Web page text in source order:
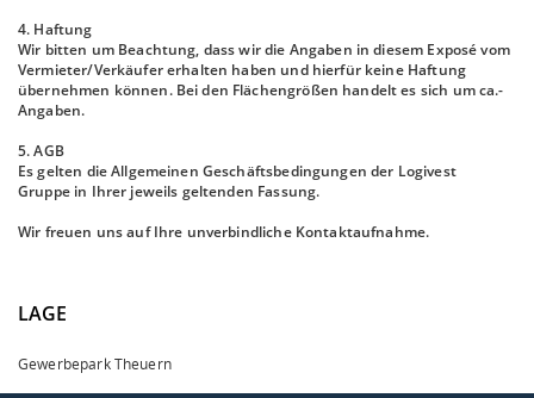
4. Haftung
Wir bitten um Beachtung, dass wir die Angaben in diesem Exposé vom
Vermieter/Verkäufer erhalten haben und hierfür keine Haftung
übernehmen können. Bei den Flächengrößen handelt es sich um ca.-
Angaben.
5. AGB
Es gelten die Allgemeinen Geschäftsbedingungen der Logivest
Gruppe in Ihrer jeweils geltenden Fassung.
Wir freuen uns auf Ihre unverbindliche Kontaktaufnahme.
LAGE
Gewerbepark Theuern